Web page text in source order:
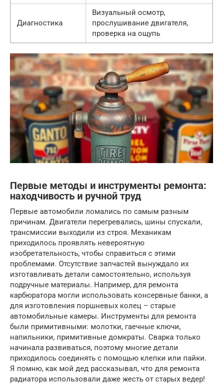
Диагностика
Визуальный осмотр,
прослушивание двигателя,
проверка на ощупь
Первые методы и инструменты ремонта:
находчивость и ручной труд
Первые автомобили ломались по самым разным
причинам. Двигатели перегревались, шины спускали,
трансмиссии выходили из строя. Механикам
приходилось проявлять невероятную
изобретательность, чтобы справиться с этими
проблемами. Отсутствие запчастей вынуждало их
изготавливать детали самостоятельно, используя
подручные материалы. Например, для ремонта
карбюратора могли использовать консервные банки, а
для изготовления поршневых колец – старые
автомобильные камеры. Инструменты для ремонта
были примитивными: молотки, гаечные ключи,
напильники, примитивные домкраты. Сварка только
начинала развиваться, поэтому многие детали
приходилось соединять с помощью клепки или пайки.
Я помню, как мой дед рассказывал, что для ремонта
радиатора использовали даже жесть от старых ведер!